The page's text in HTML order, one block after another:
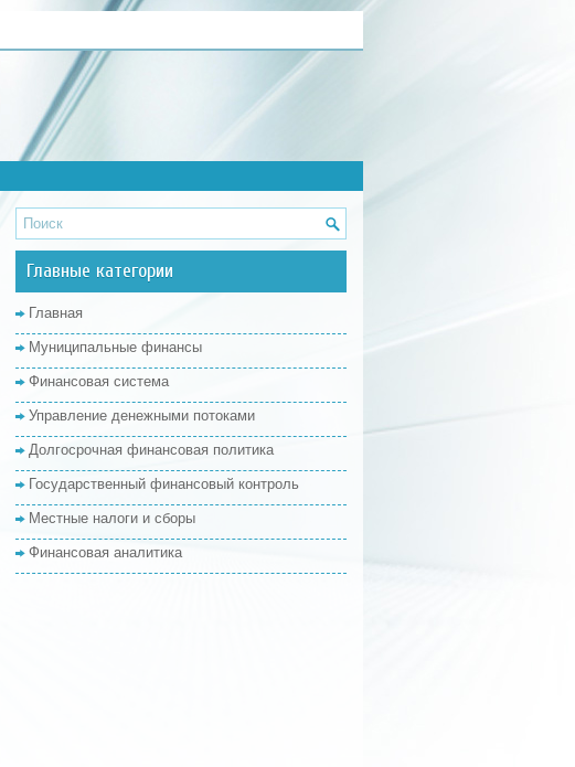
Главные категории
Главная
Муниципальные финансы
Финансовая система
Управление денежными потоками
Долгосрочная финансовая политика
Государственный финансовый контроль
Местные налоги и сборы
Финансовая аналитика